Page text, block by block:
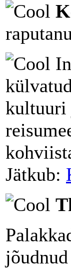
kultuuri
Jätkub: